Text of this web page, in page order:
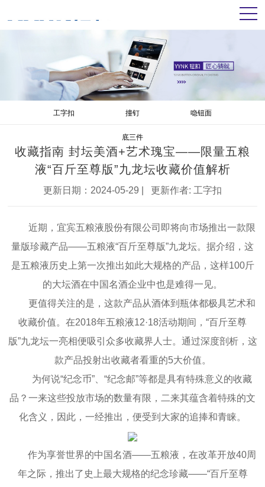
工字扣 撞钉 喼钮面
底三件
收藏指南 封坛美酒+艺术瑰宝——限量五粮
液“百斤至尊版”九龙坛收藏价值解析
更新日期：2024-05-29 | 更新作者: 工字扣
近期，宜宾五粮液股份有限公司即将向市场推出一款限
量版珍藏产品——五粮液“百斤至尊版”九龙坛。据介绍，这
是五粮液历史上第一次推出如此大规格的产品，这样100斤
的大坛酒在中国名酒企业中也是难得一见。
更值得关注的是，这款产品从酒体到瓶体都极具艺术和
收藏价值。在2018年五粮液12·18活动期间，“百斤至尊
版”九龙坛一亮相便吸引众多收藏界人士。通过深度剖析，这
款产品投射出收藏者看重的5大价值。
为何说“纪念币”、“纪念邮”等都是具有特殊意义的收藏
品？一来这些投放市场的数量有限，二来其蕴含着特殊的文
化含义，因此，一经推出，便受到大家的追捧和青睐。
作为享誉世界的中国名酒——五粮液，在改革开放40周
年之际，推出了史上最大规格的纪念珍藏——“百斤至尊